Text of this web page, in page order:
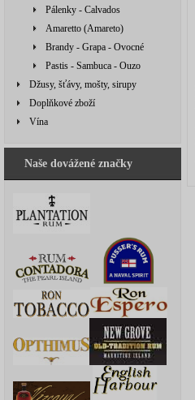
Pálenky - Calvados
Amaretto (Amareto)
Brandy - Grapa - Ovocné
Pastis - Sambuca - Ouzo
Džusy, šťávy, mošty, sirupy
Doplňkové zboží
Vína
Naše dovážené značky